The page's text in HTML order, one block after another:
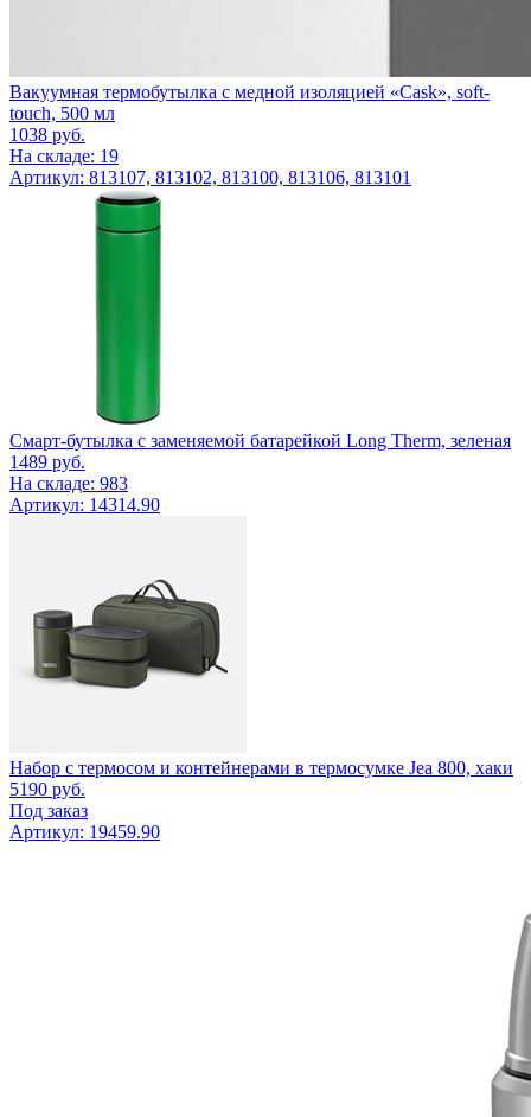
Вакуумная термобутылка с медной изоляцией «Cask», soft-
touch, 500 мл
1038 руб.
На складе: 19
Артикул: 813107, 813102, 813100, 813106, 813101
Смарт-бутылка с заменяемой батарейкой Long Therm, зеленая
1489 руб.
На складе: 983
Артикул: 14314.90
Набор с термосом и контейнерами в термосумке Jea 800, хаки
5190 руб.
Под заказ
Артикул: 19459.90